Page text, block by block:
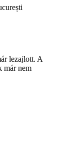
lezajlott. A
már nem